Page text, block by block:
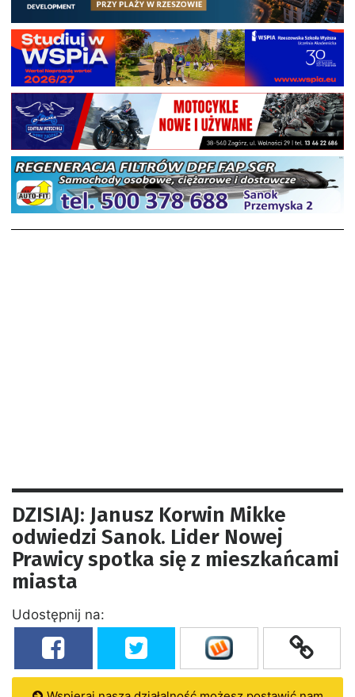
DZISIAJ: Janusz Korwin Mikke
odwiedzi Sanok. Lider Nowej
Prawicy spotka się z mieszkańcami
miasta
Udostępnij na: